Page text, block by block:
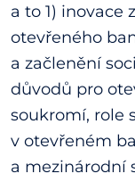
a to 1) inovace
otevřeného
a začlenění
důvodů pro
soukromí, role
v otevřeném
a mezinárodní